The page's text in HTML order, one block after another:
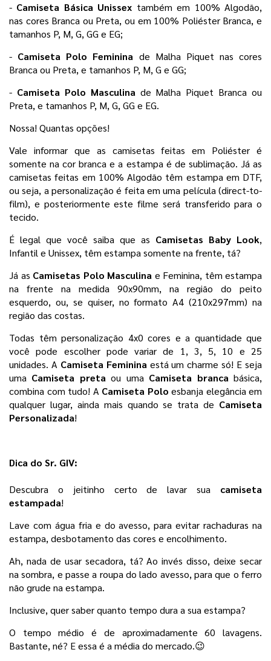
- Camiseta Básica Unissex também em 100% Algodão,
nas cores Branca ou Preta, ou em 100% Poliéster Branca, e
tamanhos P, M, G, GG e EG;
- Camiseta Polo Feminina de Malha Piquet nas cores
Branca ou Preta, e tamanhos P, M, G e GG;
- Camiseta Polo Masculina de Malha Piquet Branca ou
Preta, e tamanhos P, M, G, GG e EG.
Nossa! Quantas opções!
Vale informar que as camisetas feitas em Poliéster é
somente na cor branca e a estampa é de sublimação. Já as
camisetas feitas em 100% Algodão têm estampa em DTF,
ou seja, a personalização é feita em uma película (direct-to-
film), e posteriormente este filme será transferido para o
tecido.
É legal que você saiba que as Camisetas Baby Look,
Infantil e Unissex, têm estampa somente na frente, tá?
Já as Camisetas Polo Masculina e Feminina, têm estampa
na frente na medida 90x90mm, na região do peito
esquerdo, ou, se quiser, no formato A4 (210x297mm) na
região das costas.
Todas têm personalização 4x0 cores e a quantidade que
você pode escolher pode variar de 1, 3, 5, 10 e 25
unidades. A Camiseta Feminina está um charme só! E seja
uma Camiseta preta ou uma Camiseta branca básica,
combina com tudo! A Camiseta Polo esbanja elegância em
qualquer lugar, ainda mais quando se trata de Camiseta
Personalizada!
Dica do Sr. GIV:
Descubra o jeitinho certo de lavar sua camiseta
estampada!
Lave com água fria e do avesso, para evitar rachaduras na
estampa, desbotamento das cores e encolhimento.
Ah, nada de usar secadora, tá? Ao invés disso, deixe secar
na sombra, e passe a roupa do lado avesso, para que o ferro
não grude na estampa.
Inclusive, quer saber quanto tempo dura a sua estampa?
O tempo médio é de aproximadamente 60 lavagens.
Bastante, né? E essa é a média do mercado.😉